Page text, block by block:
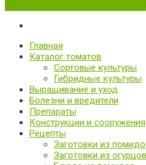
Все о томатах. Выращивание
Выращивание и уход за
Главная
Каталог томатов
Сортовые культуры
Гибридные культуры
Выращивание и уход
Болезни и вредители
Препараты
Конструкции и сооружения
Рецепты
Заготовки из
Заготовки из огурцов